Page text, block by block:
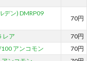
デン) DMRP09
70円
レア
70円
アンコモン
70円